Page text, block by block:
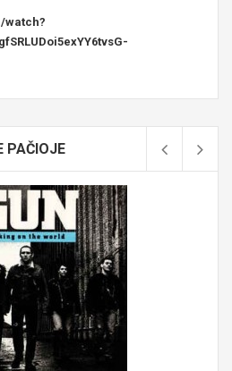
watch?
PAČIOJE